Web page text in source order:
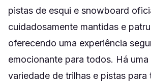
pistas de esqui e snowboard
cuidadosamente mantidas e
oferecendo uma experiência
emocionante para todos. Há uma
variedade de trilhas e pistas para